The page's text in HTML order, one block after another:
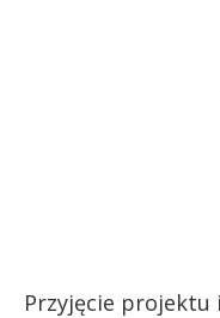
Przyjęcie projektu